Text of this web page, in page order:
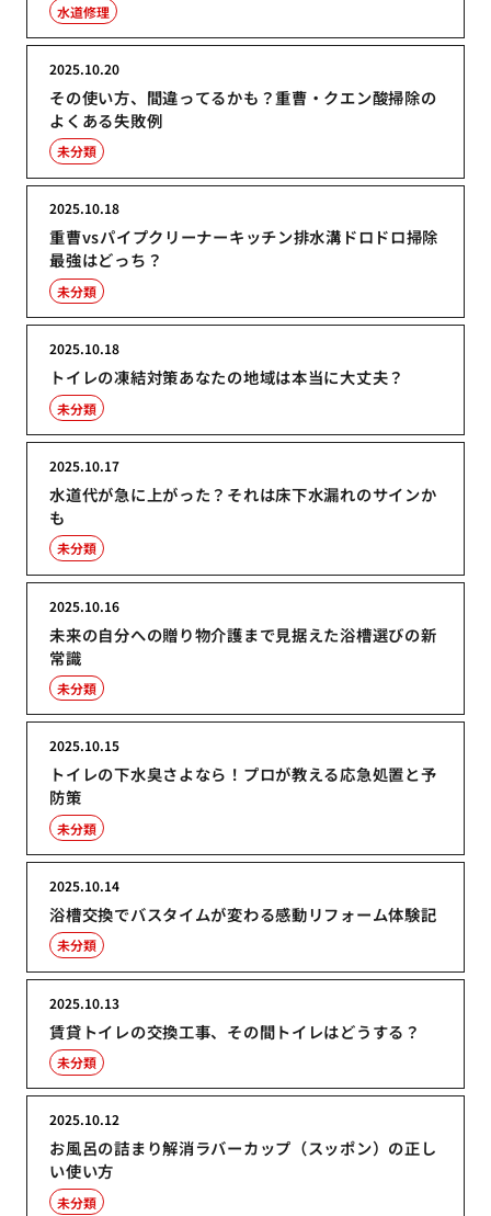
水道修理
その使い方、間違ってるかも？重曹・クエン酸掃除の
よくある失敗例
2025.10.20
未分類
重曹vsパイプクリーナーキッチン排水溝ドロドロ掃除
最強はどっち？
2025.10.18
未分類
トイレの凍結対策あなたの地域は本当に大丈夫？
2025.10.18
未分類
水道代が急に上がった？それは床下水漏れのサインか
も
2025.10.17
未分類
未来の自分への贈り物介護まで見据えた浴槽選びの新
常識
2025.10.16
未分類
トイレの下水臭さよなら！プロが教える応急処置と予
防策
2025.10.15
未分類
浴槽交換でバスタイムが変わる感動リフォーム体験記
2025.10.14
未分類
賃貸トイレの交換工事、その間トイレはどうする？
2025.10.13
未分類
お風呂の詰まり解消ラバーカップ（スッポン）の正し
い使い方
2025.10.12
未分類